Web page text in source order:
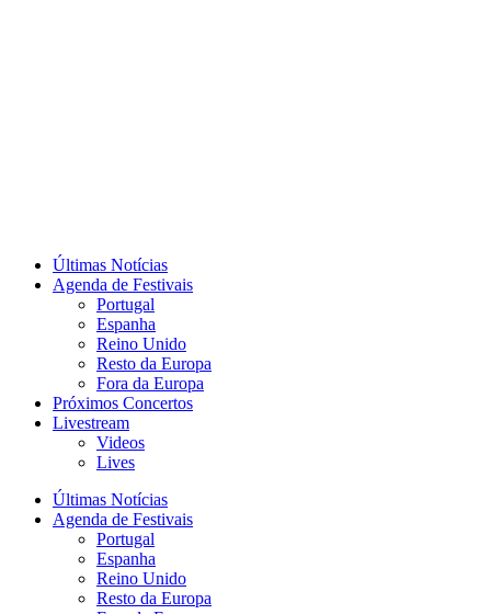
Últimas Notícias
Agenda de Festivais
Portugal
Espanha
Reino Unido
Resto da Europa
Fora da Europa
Próximos Concertos
Livestream
Videos
Lives
Últimas Notícias
Agenda de Festivais
Portugal
Espanha
Reino Unido
Resto da Europa